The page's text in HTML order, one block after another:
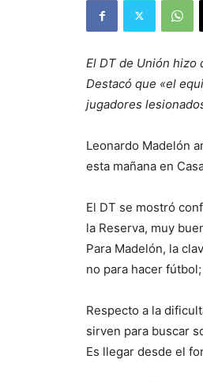
El DT de Unión hizo
Destacó que «el
jugadores
Leonardo Madelón
esta mañana en
El DT se mostró
la Reserva, muy
Para Madelón, la
no para hacer
Respecto a la
sirven para buscar
Es llegar desde el